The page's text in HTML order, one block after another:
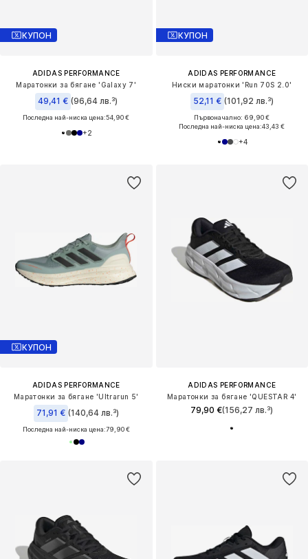
КУПОН
ADIDAS PERFORMANCE
Маратонки за бягане 'Galaxy 7'
49,41 € (96,64 лв.³)
Последна най-ниска цена:54,90 €
+2
КУПОН
ADIDAS PERFORMANCE
Ниски маратонки 'Run 70S 2.0'
52,11 € (101,92 лв.³)
Първоначално: 69,90 €
Последна най-ниска цена:43,43 €
+4
КУПОН
ADIDAS PERFORMANCE
Маратонки за бягане 'Ultrarun 5'
71,91 € (140,64 лв.³)
Последна най-ниска цена:79,90 €
ADIDAS PERFORMANCE
Маратонки за бягане 'QUESTAR 4'
79,90 €(156,27 лв.³)